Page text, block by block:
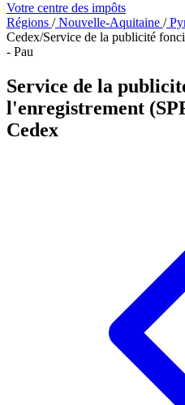
Votre centre des impôts
Régions /Nouvelle-Aquitaine /
Cedex/Service de la publicité
- Pau
Service de la
l'enregistrement
Cedex